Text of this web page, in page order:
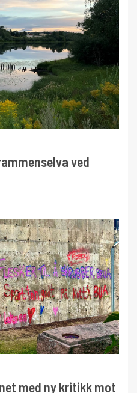
ved
med ny kritikk mot